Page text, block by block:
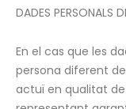
DADES PERSONALS
En el cas que les
persona diferent
actuï en qualitat de